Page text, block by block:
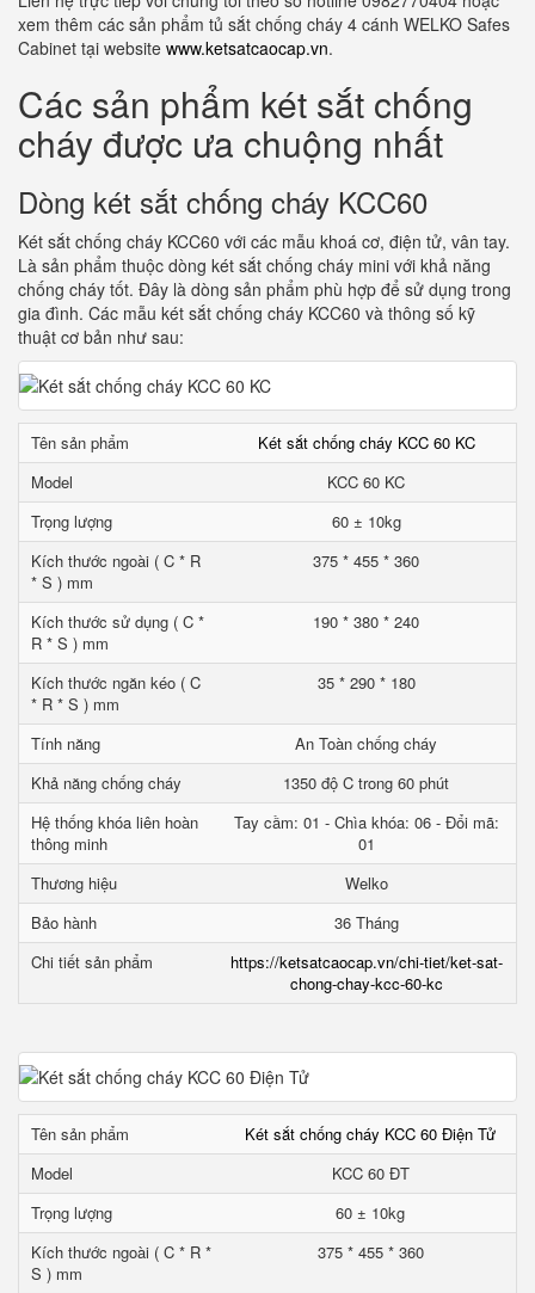
xem thêm các sản phẩm tủ sắt chống cháy 4 cánh WELKO Safes
Cabinet tại website www.ketsatcaocap.vn.
Các sản phẩm két sắt chống
cháy được ưa chuộng nhất
Dòng két sắt chống cháy KCC60
Két sắt chống cháy KCC60 với các mẫu khoá cơ, điện tử, vân tay.
Là sản phẩm thuộc dòng két sắt chống cháy mini với khả năng
chống cháy tốt. Đây là dòng sản phẩm phù hợp để sử dụng trong
gia đình. Các mẫu két sắt chống cháy KCC60 và thông số kỹ
thuật cơ bản như sau:
Tên sản phẩm
Két sắt chống cháy KCC 60 KC
Model
KCC 60 KC
Trọng lượng
60 ± 10kg
Kích thước ngoài ( C * R
* S ) mm
375 * 455 * 360
Kích thước sử dụng ( C *
R * S ) mm
190 * 380 * 240
Kích thước ngăn kéo ( C
* R * S ) mm
35 * 290 * 180
Tính năng
An Toàn chống cháy
Khả năng chống cháy
1350 độ C trong 60 phút
Hệ thống khóa liên hoàn
thông minh
Tay cầm: 01 - Chìa khóa: 06 - Đổi mã:
01
Thương hiệu
Welko
Bảo hành
36 Tháng
Chi tiết sản phẩm
https://ketsatcaocap.vn/chi-tiet/ket-sat-
chong-chay-kcc-60-kc
Tên sản phẩm
Két sắt chống cháy KCC 60 Điện Tử
Model
KCC 60 ĐT
Trọng lượng
60 ± 10kg
Kích thước ngoài ( C * R *
S ) mm
375 * 455 * 360